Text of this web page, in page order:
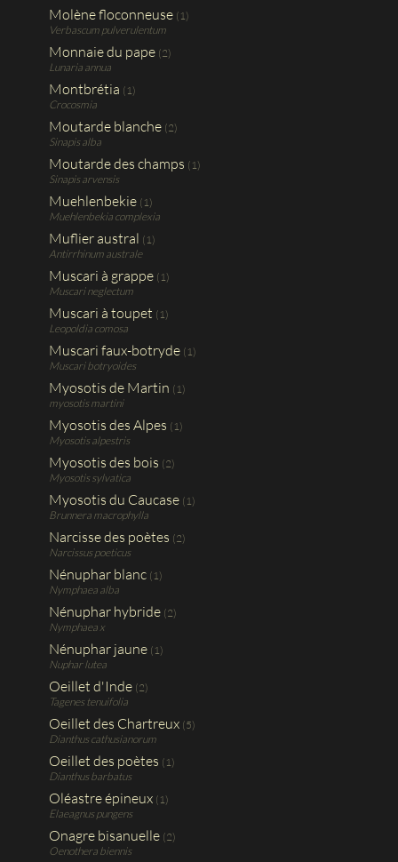
Molène floconneuse (1)
Verbascum pulverulentum
Monnaie du pape (2)
Lunaria annua
Montbrétia (1)
Crocosmia
Moutarde blanche (2)
Sinapis alba
Moutarde des champs (1)
Sinapis arvensis
Muehlenbekie (1)
Muehlenbekia complexia
Muflier austral (1)
Antirrhinum australe
Muscari à grappe (1)
Muscari neglectum
Muscari à toupet (1)
Leopoldia comosa
Muscari faux-botryde (1)
Muscari botryoides
Myosotis de Martin (1)
myosotis martini
Myosotis des Alpes (1)
Myosotis alpestris
Myosotis des bois (2)
Myosotis sylvatica
Myosotis du Caucase (1)
Brunnera macrophylla
Narcisse des poètes (2)
Narcissus poeticus
Nénuphar blanc (1)
Nymphaea alba
Nénuphar hybride (2)
Nymphaea x
Nénuphar jaune (1)
Nuphar lutea
Oeillet d'Inde (2)
Tagenes tenuifolia
Oeillet des Chartreux (5)
Dianthus cathusianorum
Oeillet des poètes (1)
Dianthus barbatus
Oléastre épineux (1)
Elaeagnus pungens
Onagre bisanuelle (2)
Oenothera biennis